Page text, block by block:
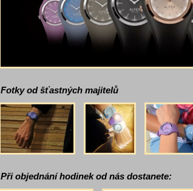
Fotky od šťastných majitelů
Při objednání hodinek od nás dostanete: